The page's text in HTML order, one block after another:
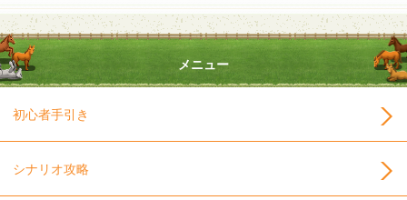
メニュー
初心者手引き
シナリオ攻略